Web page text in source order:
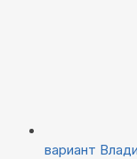
вариант